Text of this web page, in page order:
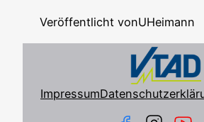
Veröffentlicht vonUHeimann
Impressum